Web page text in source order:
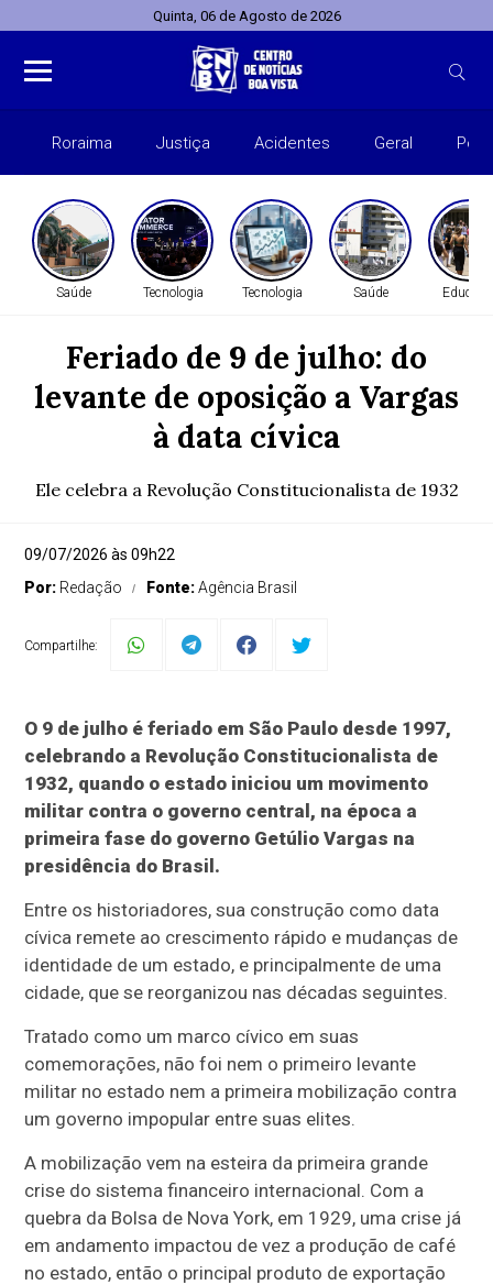
Quinta, 06 de Agosto de 2026
Roraima Justiça Acidentes Geral
Saúde Tecnologia Tecnologia Saúde
Feriado de 9 de julho: do
levante de oposição a Vargas
à data cívica
Ele celebra a Revolução Constitucionalista de 1932
09/07/2026 às 09h22
Por: Redação Fonte:Agência Brasil
Compartilhe:
O 9 de julho é feriado em São Paulo desde 1997,
celebrando a Revolução Constitucionalista de
1932, quando o estado iniciou um movimento
militar contra o governo central, na época a
primeira fase do governo Getúlio Vargas na
presidência do Brasil.
Entre os historiadores, sua construção como data
cívica remete ao crescimento rápido e mudanças de
identidade de um estado, e principalmente de uma
cidade, que se reorganizou nas décadas seguintes.
Tratado como um marco cívico em suas
comemorações, não foi nem o primeiro levante
militar no estado nem a primeira mobilização contra
um governo impopular entre suas elites.
A mobilização vem na esteira da primeira grande
crise do sistema financeiro internacional. Com a
quebra da Bolsa de Nova York, em 1929, uma crise já
em andamento impactou de vez a produção de café
no estado, então o principal produto de exportação